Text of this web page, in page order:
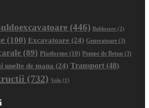
(446) Buldozere (2)
(100) Excavatoare (24) Generatoare (3)
(89) Platforme (10) Pompe de Beton (3)
unelte de mana (24) Transport (48)
(732) Vole (1)